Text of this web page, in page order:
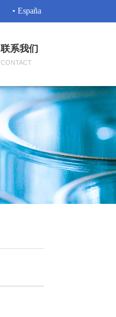
• España
联系我们
CONTACT